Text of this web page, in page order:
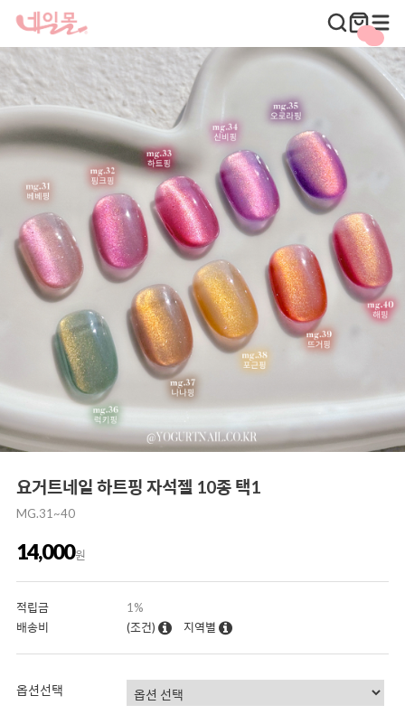
요거트네일 하트핑 자석젤 10종 택1
MG.31~40
14,000원
적립금
1%
배송비
(조건) 지역별
옵션선택